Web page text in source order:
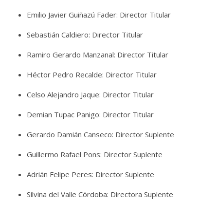
Emilio Javier Guiñazú Fader: Director Titular
Sebastián Caldiero: Director Titular
Ramiro Gerardo Manzanal: Director Titular
Héctor Pedro Recalde: Director Titular
Celso Alejandro Jaque: Director Titular
Demian Tupac Panigo: Director Titular
Gerardo Damián Canseco: Director Suplente
Guillermo Rafael Pons: Director Suplente
Adrián Felipe Peres: Director Suplente
Silvina del Valle Córdoba: Directora Suplente